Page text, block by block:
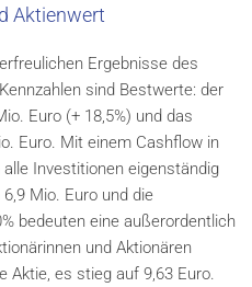
Aktienwert
Ergebnisse des
sind Bestwerte: der
Euro (+ 18,5%) und das
Euro. Mit einem Cashflow in
Investitionen eigenständig
Mio. Euro und die
bedeuten eine außerordentlich
und Aktionären
Aktie, es stieg auf 9,63 Euro.